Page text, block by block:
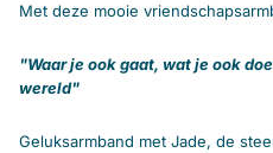
Met deze mooie
"Waar je ook gaat, wat je ook
wereld"
Geluksarmband met Jade, de